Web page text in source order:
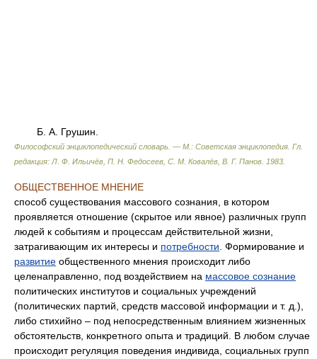
Б. А. Грушин.
Философский энциклопедический словарь. — М.: Советская энциклопедия Гл.
редакция: Л. Ф. Ильичёв, П. Н. Федосеев, С. М. Ковалёв, В. Г. Панов 1983
ОБЩЕСТВЕННОЕ МНЕНИЕ
способ существования массового сознания, в котором
проявляется отношение (скрытое или явное) различных групп
людей к событиям и процессам действительной жизни,
затрагивающим их интересы и потребности . Формирование и
развитие общественного мнения происходит либо
целенаправленно, под воздействием на массовое сознание
политических институтов и социальных учреждений
(политических партий, средств массовой информации и т. д.),
либо стихийно – под непосредственным влиянием жизненных
обстоятельств, конкретного опыта и традиций. В любом случае
происходит регуляция поведения индивида, социальных групп